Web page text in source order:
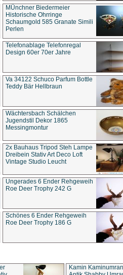
MÜnchner Biedermeier
Historische Ohrringe
Schaumgold 585 Granate Simili
Perlen
Telefonablage Telefonregal
Design 60er 70er Jahre
Va 34122 Schuco Parfum Bottle
Teddy Bär Hellbraun
Wächtersbach Schälchen
Jugendstil Dekor 1865
Messingmontur
2x Bauhaus Tripod Steh Lampe
Dreibein Stativ Art Deco Loft
Vintage Studio Leucht
Ungerades 6 Ender Rehgeweih
Roe Deer Trophy 242 G
Schönes 6 Ender Rehgeweih
Roe Deer Trophy 186 G
Kamin